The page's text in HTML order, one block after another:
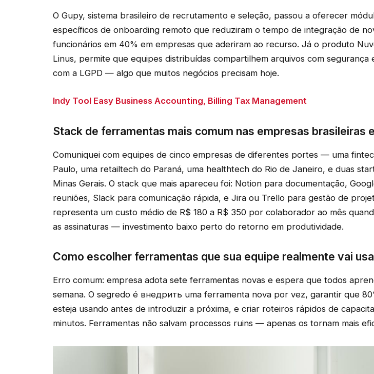
O Gupy, sistema brasileiro de recrutamento e seleção, passou a oferecer
específicos de onboarding remoto que reduziram o tempo de integração de
funcionários em 40% em empresas que aderiram ao recurso. Já o produto
Linus, permite que equipes distribuídas compartilhem arquivos com segurança
com a LGPD — algo que muitos negócios precisam hoje.
Indy Tool Easy Business Accounting, Billing Tax Management
Stack de ferramentas mais comum nas empresas brasileiras
Comuniquei com equipes de cinco empresas de diferentes portes — uma
Paulo, uma retailtech do Paraná, uma healthtech do Rio de Janeiro, e duas
Minas Gerais. O stack que mais apareceu foi: Notion para documentação,
reuniões, Slack para comunicação rápida, e Jira ou Trello para gestão de
representa um custo médio de R$ 180 a R$ 350 por colaborador ao mês
as assinaturas — investimento baixo perto do retorno em produtividade.
Como escolher ferramentas que sua equipe realmente vai
Erro comum: empresa adota sete ferramentas novas e espera que todos
semana. O segredo é внедрить uma ferramenta nova por vez, garantir que
esteja usando antes de introduzir a próxima, e criar roteiros rápidos de
minutos. Ferramentas não salvam processos ruins — apenas os tornam mais